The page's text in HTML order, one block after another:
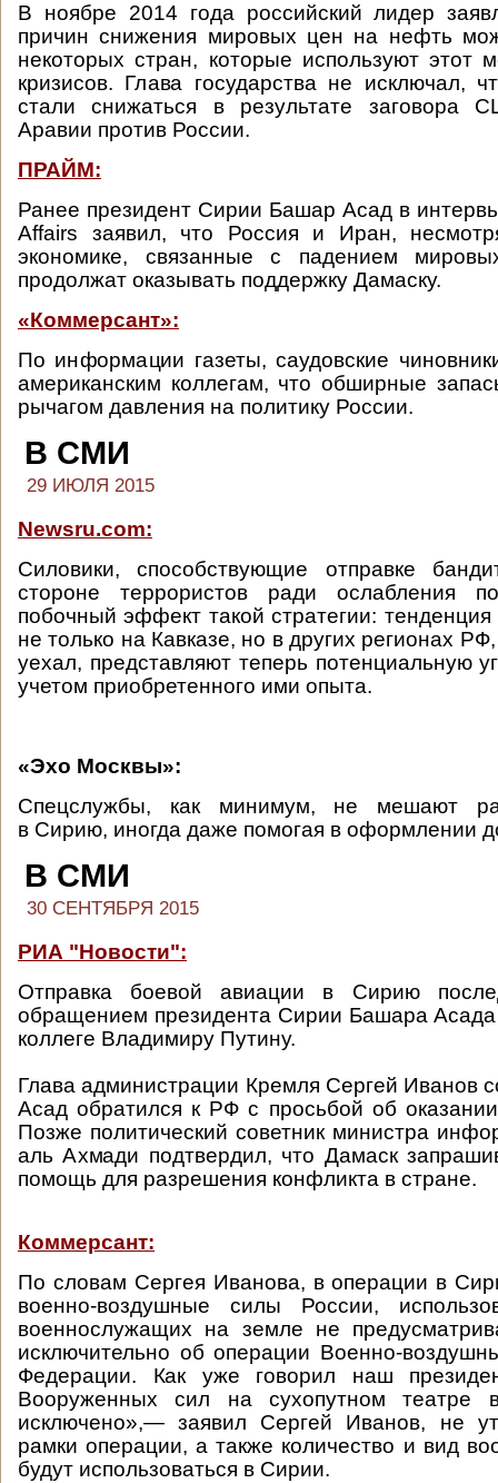
В ноябре 2014 года российский лидер
причин снижения мировых цен на нефть
некоторых стран, которые используют этот
кризисов. Глава государства не исключал,
стали снижаться в результате заговора
Аравии против России.
ПРАЙМ:
Ранее президент Сирии Башар Асад в
Affairs заявил, что Россия и Иран,
экономике, связанные с падением
продолжат оказывать поддержку Дамаску.
«Коммерсант»:
По информации газеты, саудовские
американским коллегам, что обширные
рычагом давления на политику России.
В СМИ
29 ИЮЛЯ 2015
Newsru.com:
Силовики, способствующие отправке
стороне террористов ради ослабления
побочный эффект такой стратегии: тенденция
не только на Кавказе, но в других регионах
уехал, представляют теперь потенциальную
учетом приобретенного ими опыта.
«Эхо Москвы»:
Спецслужбы, как минимум, не мешают
в Сирию, иногда даже помогая в оформлении
В СМИ
30 СЕНТЯБРЯ 2015
РИА "Новости":
Отправка боевой авиации в Сирию
обращением президента Сирии Башара Асада
коллеге Владимиру Путину.
Глава администрации Кремля Сергей Иванов
Асад обратился к РФ с просьбой об
Позже политический советник министра
аль Ахмади подтвердил, что Дамаск
помощь для разрешения конфликта в стране.
Коммерсант:
По словам Сергея Иванова, в операции в
военно-воздушные силы России,
военнослужащих на земле не
исключительно об операции Военно-
Федерации. Как уже говорил наш
Вооруженных сил на сухопутном театре
исключено»,— заявил Сергей Иванов, не
рамки операции, а также количество и вид
будут использоваться в Сирии.